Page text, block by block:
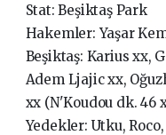
Stat: Beşiktaş Park
Hakemler: Yaşar
Beşiktaş: Karius xx,
Adem Ljajic xx,
xx (N'Koudou dk. 46
Yedekler: Utku,